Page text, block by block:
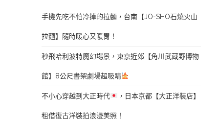
手機先吃不怕冷掉的拉麵，台南【JO-SHO石燒火山
拉麵】隨時暖心又暖胃！
秒飛哈利波特魔幻場景，東京近郊【角川武蔵野博物
館】8公尺書架劇場超吸睛
不小心穿越到大正時代 ，日本京都【大正洋裝店】
租借復古洋裝拍浪漫美照！